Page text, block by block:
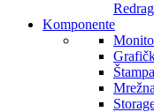
Komponente